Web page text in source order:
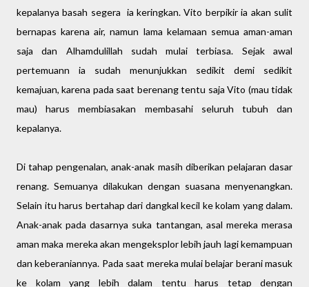
kepalanya basah segera ia keringkan. Vito berpikir ia akan sulit
bernapas karena air, namun lama kelamaan semua aman-aman
saja dan Alhamdulillah sudah mulai terbiasa. Sejak awal
pertemuann ia sudah menunjukkan sedikit demi sedikit
kemajuan, karena pada saat berenang tentu saja Vito (mau tidak
mau) harus membiasakan membasahi seluruh tubuh dan
kepalanya.
Di tahap pengenalan, anak-anak masih diberikan pelajaran dasar
renang. Semuanya dilakukan dengan suasana menyenangkan.
Selain itu harus bertahap dari dangkal kecil ke kolam yang dalam.
Anak-anak pada dasarnya suka tantangan, asal mereka merasa
aman maka mereka akan mengeksplor lebih jauh lagi kemampuan
dan keberaniannya. Pada saat mereka mulai belajar berani masuk
ke kolam yang lebih dalam tentu harus tetap dengan